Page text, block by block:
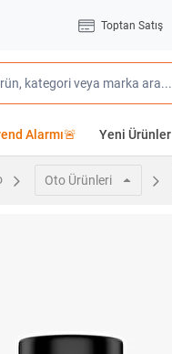
Toptan Satış
Alarmı🚨 Yeni Ürünler
Oto Ürünleri